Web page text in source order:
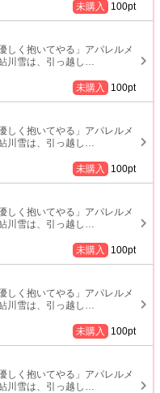
未購入 100pt
しく抱いてやる」アパレルメ
川雪は、引っ越し …
未購入 100pt
しく抱いてやる」アパレルメ
川雪は、引っ越し …
未購入 100pt
しく抱いてやる」アパレルメ
川雪は、引っ越し …
未購入 100pt
しく抱いてやる」アパレルメ
川雪は、引っ越し …
未購入 100pt
しく抱いてやる」アパレルメ
川雪は、引っ越し …